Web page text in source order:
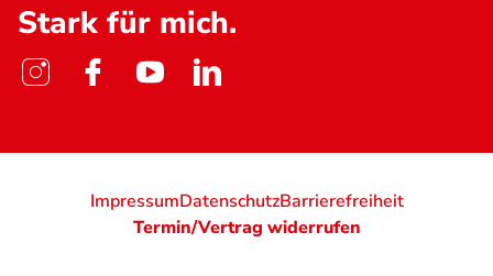
Stark für mich.
ImpressumDatenschutzBarrierefreiheit
Termin/Vertrag widerrufen